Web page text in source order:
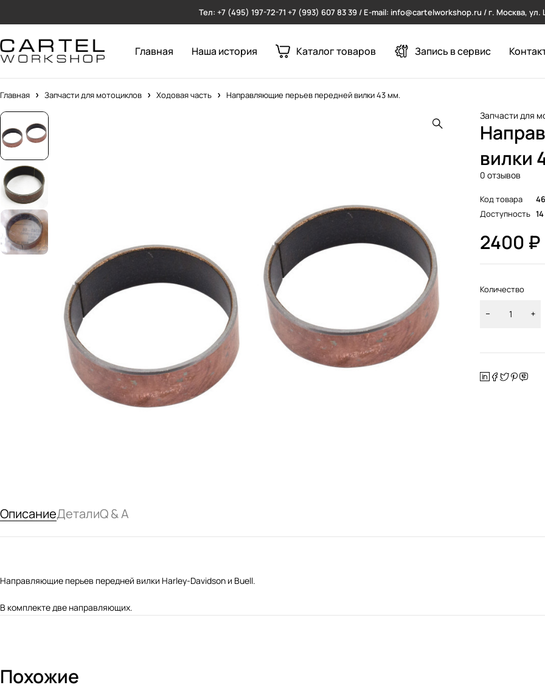
Тел: +7 (495) 197-72-71 +7 (993) 607 83 39 / E-mail: info@cartelworkshop.ru / г. Москва,
Главная Наша история Каталог товаров Запись в сервис
Главная Запчасти для мотоциклов Ходовая часть Направляющие перьев передней вилки 43 мм.
Запчасти для
вилки
0 отзывов
Код товара
Доступность
2400 ₽
Количество
ОписаниеДеталиQ & A
Направляющие перьев передней вилки Harley-Davidson и Buell.
В комплекте две направляющих.
Похожие